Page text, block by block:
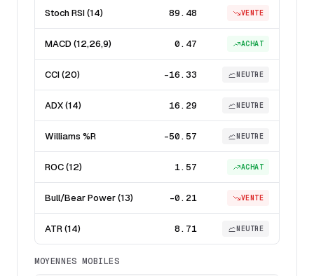
Stoch RSI (14) 89.48 VENTE
MACD (12,26,9) 0.47 ACHAT
CCI (20) -16.33 NEUTRE
ADX (14) 16.29 NEUTRE
Williams %R -50.57 NEUTRE
ROC (12) 1.57 ACHAT
Bull/Bear Power (13) -0.21 VENTE
ATR (14) 8.71 NEUTRE
MOYENNES MOBILES